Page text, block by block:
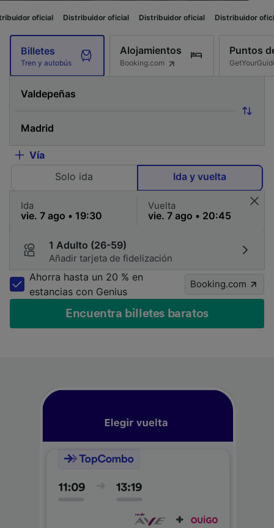
Distribuidor oficial Distribuidor oficial Distribuidor oficial
Billetes
Tren y autobús
Alojamientos
Booking.com
Puntos
Vía
Solo ida
Ida y vuelta
Ida Vuelta
1 Adulto (26-59)
Añadir tarjeta de fidelización
Ahorra hasta un 20 % en
estancias con Genius
Booking.com
Encuentra billetes baratos